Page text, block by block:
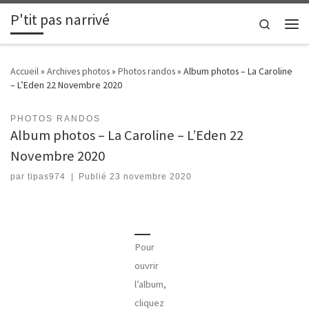
Passer au contenu
P'tit pas narrivé
Search
Accueil» Archives photos» Photos randos» Album photos – La Caroline
– L’Eden 22 Novembre 2020
PHOTOS RANDOS
Album photos – La Caroline – L’Eden 22
Novembre 2020
par tipas974 Publié23 novembre 2020
Pour
ouvrir
l’album,
cliquez